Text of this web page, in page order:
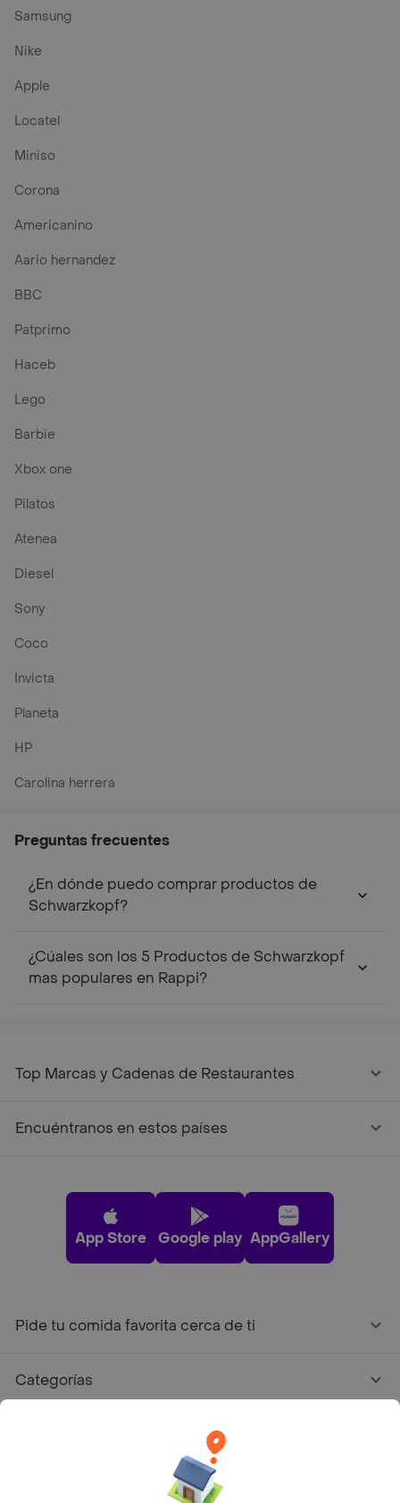
Samsung
Nike
Apple
Locatel
Miniso
Corona
Americanino
Aario hernandez
BBC
Patprimo
Haceb
Lego
Barbie
Xbox one
Pilatos
Atenea
Diesel
Sony
Coco
Invicta
Planeta
HP
Carolina herrera
Preguntas frecuentes
¿En dónde puedo comprar productos de
Schwarzkopf?
¿Cúales son los 5 Productos de Schwarzkopf
mas populares en Rappi?
Top Marcas y Cadenas de Restaurantes
Encuéntranos en estos países
App Store Google play AppGallery
Pide tu comida favorita cerca de ti
Categorías